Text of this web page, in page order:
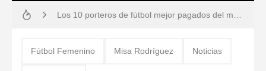
Fútbol Femenino Misa Rodríguez Noticias